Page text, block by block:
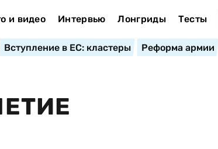
и видео Интервью Лонгриды Тесты
Вступление в ЕС: кластеры Реформа армии